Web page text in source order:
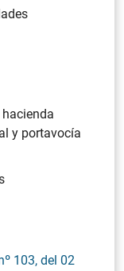
hacienda
y portavocía
103, del 02